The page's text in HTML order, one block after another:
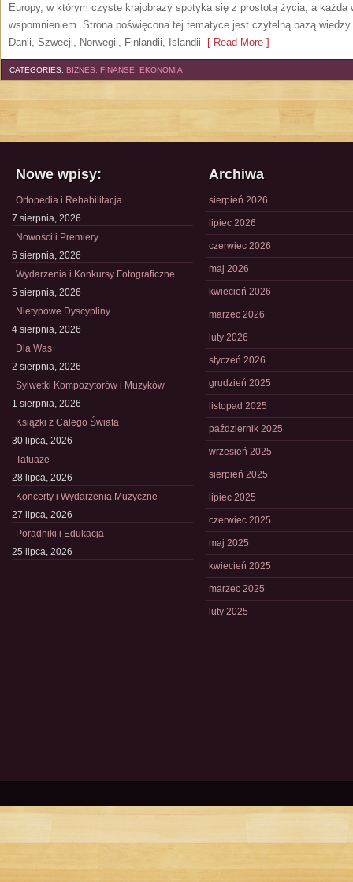
Europy, w którym czyste krajobrazy spotyka się z prostotą życia, a
wspomnieniem. Strona poświęcona tej tematyce jest czytelną bazą
Danii, Szwecji, Norwegii, Finlandii, Islandii [ Read More ]
CATEGORIES: BIZNES, FINANSE, EKONOMIA
Nowe wpisy:
Ortopedia i Rehabilitacja
7 sierpnia, 2026
Nowości i Premiery
6 sierpnia, 2026
Wydarzenia i Konkursy Fotograficzne
5 sierpnia, 2026
Nietypowe Dyscypliny
4 sierpnia, 2026
Dla Was
2 sierpnia, 2026
Sylwetki Kompozytorów i Muzyków
1 sierpnia, 2026
Książki z Całego Świata
30 lipca, 2026
Tatuaże
28 lipca, 2026
Koncerty i Wydarzenia Muzyczne
27 lipca, 2026
Poradniki i Edukacja
25 lipca, 2026
Archiwa
sierpień 2026
lipiec 2026
czerwiec 2026
maj 2026
kwiecień 2026
marzec 2026
luty 2026
styczeń 2026
grudzień 2025
listopad 2025
październik 2025
wrzesień 2025
sierpień 2025
lipiec 2025
czerwiec 2025
maj 2025
kwiecień 2025
marzec 2025
luty 2025